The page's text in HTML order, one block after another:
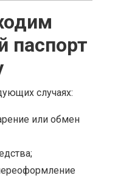
паспорт
случаях:
или обмен